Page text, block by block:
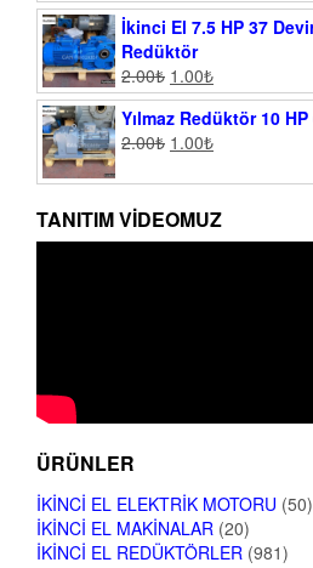
İkinci El 7.5 HP 37
Redüktör
2.00₺ 1.00₺
Yılmaz Redüktör 10
2.00₺ 1.00₺
TANITIM VIDEOMUZ
ÜRÜNLER
İKINCI EL ELEKTRIK MOTORU (50)
İKINCI EL MAKINALAR (20)
İKINCI EL REDÜKTÖRLER (981)